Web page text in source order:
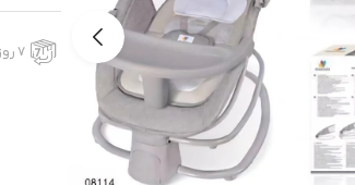
۷ روز ضمانت بازگشت کالا